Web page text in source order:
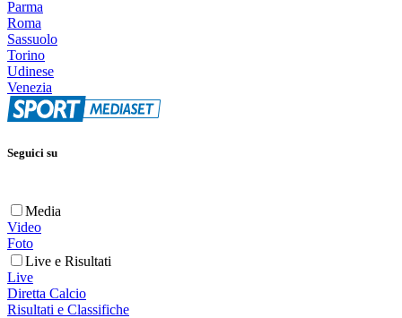
Parma
Roma
Sassuolo
Torino
Udinese
Venezia
Seguici su
Media
Video
Foto
Live e Risultati
Live
Diretta Calcio
Risultati e Classifiche